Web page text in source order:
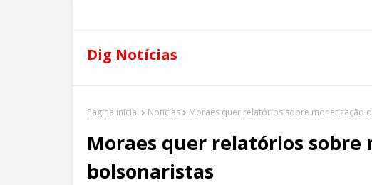
Dig Notícias
Página inicial Noticias Moraes quer relatórios sobre monetização
Moraes quer relatórios sobre
bolsonaristas